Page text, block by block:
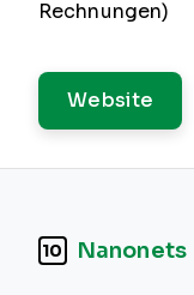
Rechnungen)
Website
10 Nanonets